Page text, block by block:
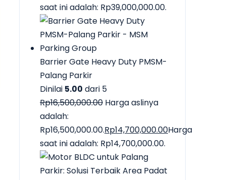
saat ini adalah: Rp39,000,000.00.
Barrier Gate Heavy Duty PMSM-
Palang Parkir
Dinilai 5.00 dari 5
Rp16,500,000.00 Harga aslinya
adalah:
Rp16,500,000.00.Rp14,700,000.00Harga
saat ini adalah: Rp14,700,000.00.